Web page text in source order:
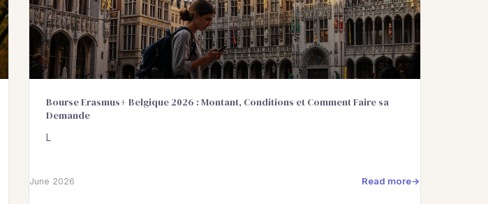
Bourse Erasmus+ Belgique 2026 : Montant, Conditions et Comment Faire sa
Demande
L
June 2026 Read more